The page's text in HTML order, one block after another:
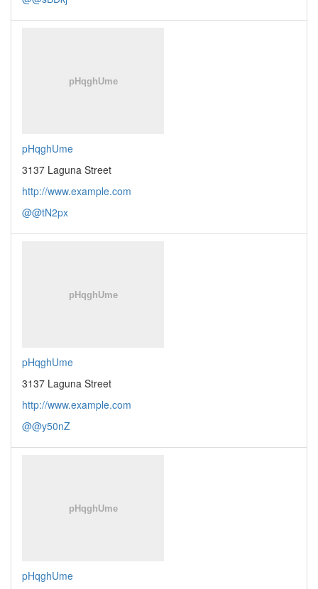
pHqghUme
3137 Laguna Street
http://www.example.com
@@tN2px
pHqghUme
3137 Laguna Street
http://www.example.com
@@y50nZ
pHqghUme